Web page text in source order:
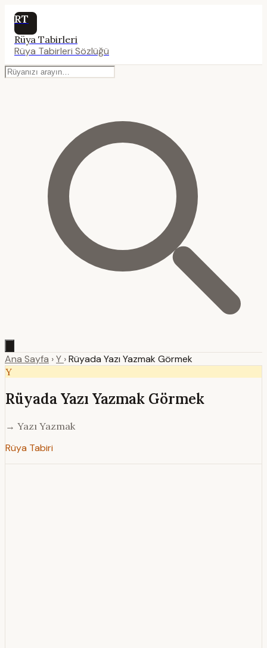
RT
Rüya Tabirleri
Rüya Tabirleri Sözlüğü
Ana Sayfa ›Y ›Rüyada Yazı Yazmak Görmek
Y
Rüyada Yazı Yazmak Görmek
→ Yazı Yazmak
Rüya Tabiri